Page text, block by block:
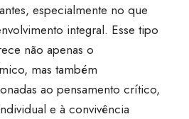
especialmente no que
integral. Esse tipo
não apenas o
mas também
ao pensamento crítico,
e à convivência